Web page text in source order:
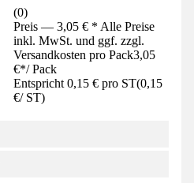
(0)
Preis — 3,05 € * Alle Preise
inkl. MwSt. und ggf. zzgl.
Versandkosten pro Pack3,05
€*/ Pack
Entspricht 0,15 € pro ST(0,15
€/ ST)